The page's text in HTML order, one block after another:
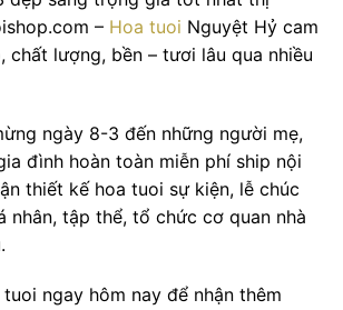
– Hoa tuoi Nguyệt Hỷ cam
chất lượng, bền – tươi lâu qua nhiều
ngày 8-3 đến những người mẹ,
đình hoàn toàn miễn phí ship nội
thiết kế hoa tuoi sự kiện, lễ chúc
nhân, tập thể, tổ chức cơ quan nhà
tuoi ngay hôm nay để nhận thêm